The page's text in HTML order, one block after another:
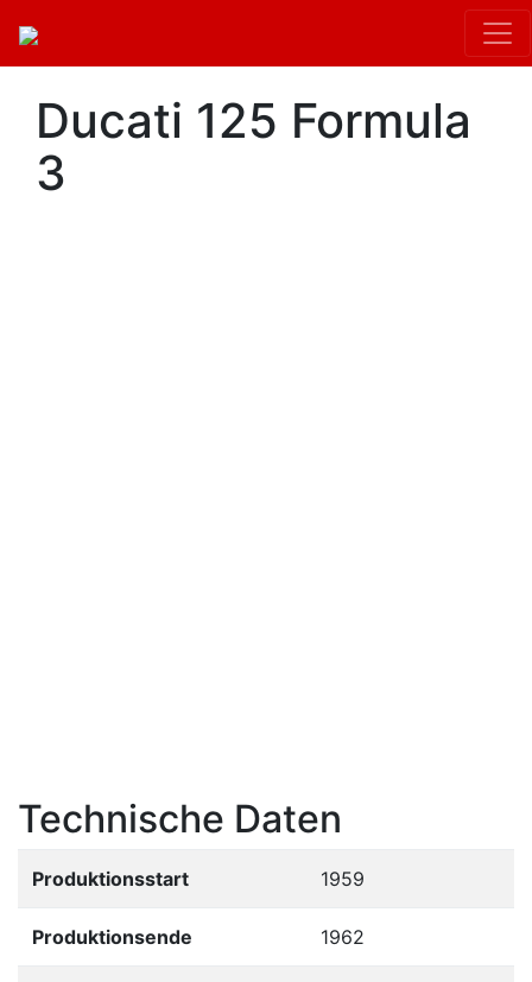
Ducati 125 Formula
3
Technische Daten
Produktionsstart 1959
Produktionsende 1962